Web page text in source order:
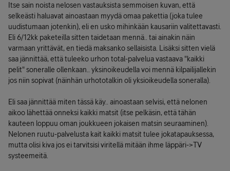
Itse sain noista nelosen vastauksista semmoisen kuvan, että
selkeästi haluavat ainoastaan myydä omaa pakettia (joka tulee
uudistumaan jotenkin), eli en usko mihinkään kausariin valitettavasti.
Eli 6/12kk paketeilla sitten taidetaan mennä.. tai ainakin näin
varmaan yrittävät, en tiedä maksanko sellaisista. Lisäksi sitten vielä
saa jännittää, että tuleeko urhon total-palvelua vastaava "kaikki
pelit" soneralle ollenkaan.. yksinoikeudella voi mennä kilpailijallekin
jos niin sopivat (näinhän urhototalkin oli yksioikeudella soneralla).
Eli saa jännittää miten tässä käy.. ainoastaan selvisi, että nelonen
aikoo lähettää onneksi kaikki matsit (itse pelkäsin, että tähän
kauteen loppuu oman joukkueen jokaisen matsin seuraaminen).
Nelonen ruutu-palvelusta kait kaikki matsit tulee jokatapauksessa,
mutta olisi kiva jos ei tarvitsisi viritellä mitään ihme läppäri->TV
systeemeitä.